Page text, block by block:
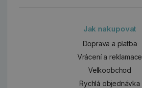
Jak nakupovat
Doprava a platba
Vrácení a reklamace
Velkoobchod
Rychlá objednávka